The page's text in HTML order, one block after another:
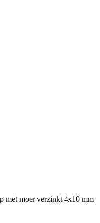
met moer verzinkt 4x10 mm